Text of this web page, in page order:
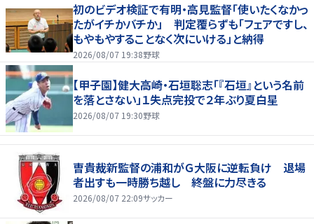
初のビデオ検証で有明・高見監督「使いたくなかっ
たがイチかバチか」 判定覆らずも「フェアですし、
もやもやすることなく次にいける」と納得
2026/08/07 19:38野球
【甲子園】健大高崎・石垣聡志「『石垣』という名前
を落とさない」１失点完投で２年ぶり夏白星
2026/08/07 19:30野球
曺貴裁新監督の浦和がＧ大阪に逆転負け 退場
者出すも一時勝ち越し 終盤に力尽きる
2026/08/07 22:09サッカー